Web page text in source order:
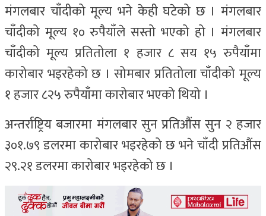
मंगलबार चाँदीको मूल्य भने केही घटेको छ । मंगलबार
चाँदीको मूल्य १० रुपैयाँले सस्तो भएको हो । मंगलबार
चाँदीको मूल्य प्रतितोला १ हजार ८ सय १५ रुपैयाँमा
कारोबार भइरहेको छ । सोमबार प्रतितोला चाँदीको मूल्य
१ हजार ८२५ रुपैयाँमा कारोबार भएको थियो ।
अन्तर्राष्ट्रिय बजारमा मंगलबार सुन प्रतिऔंस सुन २ हजार
३०१.७९ डलरमा कारोबार भइरहेको छ भने चाँदी प्रतिऔंस
२९.२१ डलरमा कारोबार भइरहेको छ ।